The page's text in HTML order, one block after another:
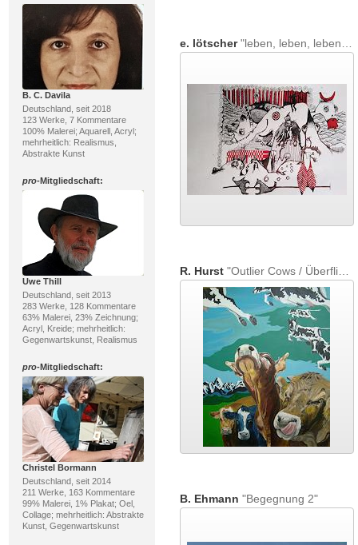
B. C. Davila
Deutschland, seit 2018
123 Werke, 7 Kommentare
100% Malerei; Aquarell, Acryl;
mehrheitlich: Realismus,
Abstrakte Kunst
pro-Mitgliedschaft:
Uwe Thill
Deutschland, seit 2013
283 Werke, 128 Kommentare
63% Malerei, 23% Zeichnung;
Acryl, Kreide; mehrheitlich:
Gegenwartskunst, Realismus
pro-Mitgliedschaft:
Christel Bormann
Deutschland, seit 2014
211 Werke, 163 Kommentare
99% Malerei, 1% Plakat; Oel,
Collage; mehrheitlich: Abstrakte
Kunst, Gegenwartskunst
e. lötscher"leben, leben, leben, 19. februar 2016"
R. Hurst"Outlier Cows / Überfliegerkühe"
B. Ehmann "Begegnung 2"